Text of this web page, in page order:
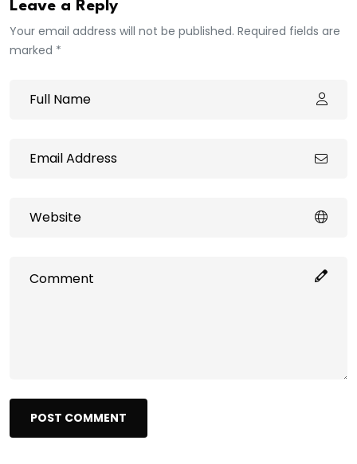
Leave a Reply
Your email address will not be published. Required fields are
marked *
POST COMMENT